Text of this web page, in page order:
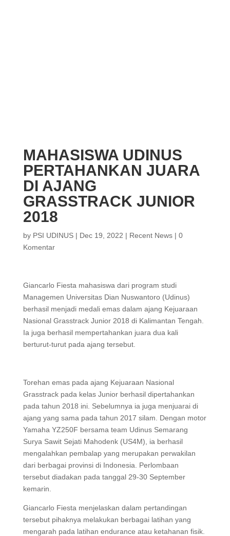
MAHASISWA UDINUS
PERTAHANKAN JUARA
DI AJANG
GRASSTRACK JUNIOR
2018
by PSI UDINUS| Dec 19, 2022 | Recent News| 0
Komentar
Giancarlo Fiesta mahasiswa dari program studi
Managemen Universitas Dian Nuswantoro (Udinus)
berhasil menjadi medali emas dalam ajang Kejuaraan
Nasional Grasstrack Junior 2018 di Kalimantan Tengah.
Ia juga berhasil mempertahankan juara dua kali
berturut-turut pada ajang tersebut.
Torehan emas pada ajang Kejuaraan Nasional
Grasstrack pada kelas Junior berhasil dipertahankan
pada tahun 2018 ini. Sebelumnya ia juga menjuarai di
ajang yang sama pada tahun 2017 silam. Dengan motor
Yamaha YZ250F bersama team Udinus Semarang
Surya Sawit Sejati Mahodenk (US4M), ia berhasil
mengalahkan pembalap yang merupakan perwakilan
dari berbagai provinsi di Indonesia. Perlombaan
tersebut diadakan pada tanggal 29-30 September
kemarin.
Giancarlo Fiesta menjelaskan dalam pertandingan
tersebut pihaknya melakukan berbagai latihan yang
mengarah pada latihan endurance atau ketahanan fisik.